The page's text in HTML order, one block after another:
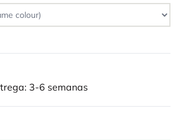
3-6 semanas